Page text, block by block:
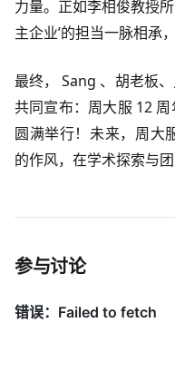
力量。正如李相俊教授所
主企业’的担当一脉相承
最终， Sang 、胡老板
共同宣布：周大服 12
圆满举行！未来，周大
的作风，在学术探索与
参与讨论